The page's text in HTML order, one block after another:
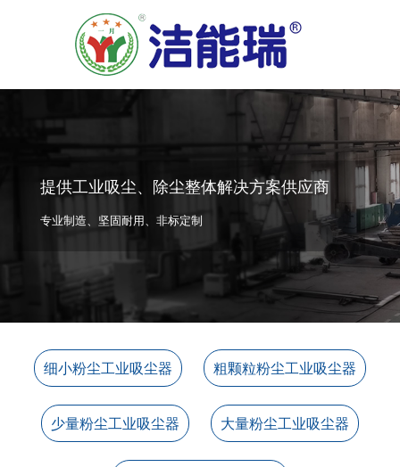
提供工业吸尘、除尘整体解决方案供应商
专业制造、坚固耐用、非标定制
细小粉尘工业吸尘器 粗颗粒粉尘工业吸尘器
少量粉尘工业吸尘器 大量粉尘工业吸尘器